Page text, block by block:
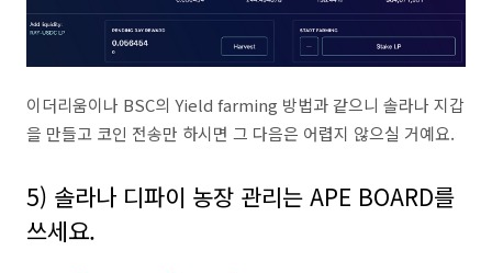
이더리움이나 BSC의 Yield farming 방법과 같으니 솔라나 지갑
을 만들고 코인 전송만 하시면 그 다음은 어렵지 않으실 거예요.
5) 솔라나 디파이 농장 관리는 APE BOARD를
쓰세요.